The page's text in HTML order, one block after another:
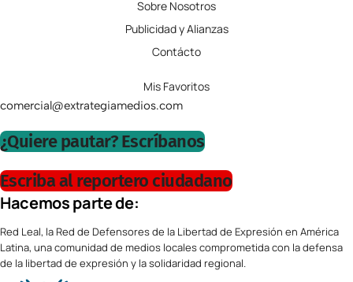
Sobre Nosotros
Publicidad y Alianzas
Contácto
Mis Favoritos
comercial@extrategiamedios.com
¿Quiere pautar? Escríbanos
Escriba al reportero ciudadano
Hacemos parte de:
Red Leal, la Red de Defensores de la Libertad de Expresión en América
Latina, una comunidad de medios locales comprometida con la defensa
de la libertad de expresión y la solidaridad regional.